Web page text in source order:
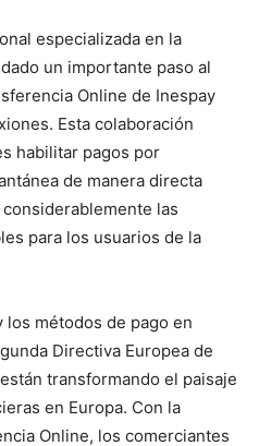
especializada en la
un importante paso al
Online de Inespay
Esta colaboración
habilitar pagos por
de manera directa
las
para los usuarios de la
los métodos de pago en
Directiva Europea de
transformando el paisaje
en Europa. Con la
Online, los comerciantes